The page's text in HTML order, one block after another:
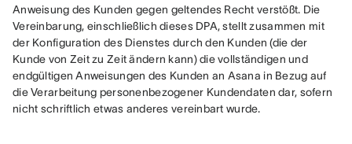
Anweisung des Kunden gegen geltendes Recht verstößt. Die
Vereinbarung, einschließlich dieses DPA, stellt zusammen mit
der Konfiguration des Dienstes durch den Kunden (die der
Kunde von Zeit zu Zeit ändern kann) die vollständigen und
endgültigen Anweisungen des Kunden an Asana in Bezug auf
die Verarbeitung personenbezogener Kundendaten dar, sofern
nicht schriftlich etwas anderes vereinbart wurde.